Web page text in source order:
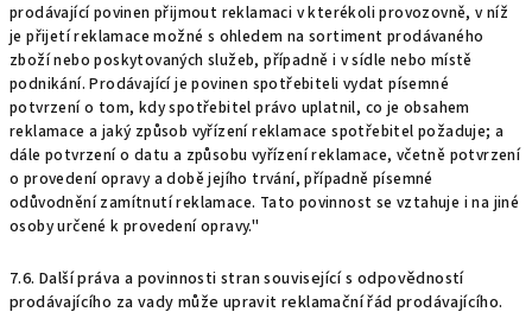
prodávající povinen přijmout reklamaci v kterékoli provozovně, v níž
je přijetí reklamace možné s ohledem na sortiment prodávaného
zboží nebo poskytovaných služeb, případně i v sídle nebo místě
podnikání. Prodávající je povinen spotřebiteli vydat písemné
potvrzení o tom, kdy spotřebitel právo uplatnil, co je obsahem
reklamace a jaký způsob vyřízení reklamace spotřebitel požaduje; a
dále potvrzení o datu a způsobu vyřízení reklamace, včetně potvrzení
o provedení opravy a době jejího trvání, případně písemné
odůvodnění zamítnutí reklamace. Tato povinnost se vztahuje i na jiné
osoby určené k provedení opravy."
7.6. Další práva a povinnosti stran související s odpovědností
prodávajícího za vady může upravit reklamační řád prodávajícího.